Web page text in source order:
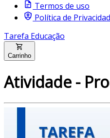
Termos de uso
Política de
Tarefa Educação
Carrinho
Atividade -